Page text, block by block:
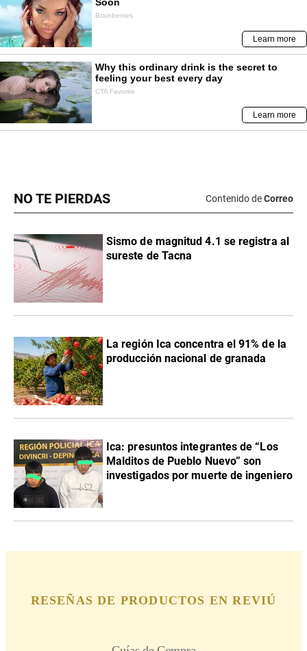
NO TE PIERDAS Contenido deCorreo
Sismo de magnitud 4.1 se registra al
sureste de Tacna
La región Ica concentra el 91% de la
producción nacional de granada
Ica: presuntos integrantes de “Los
Malditos de Pueblo Nuevo” son
investigados por muerte de ingeniero